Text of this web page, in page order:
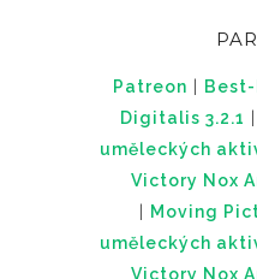
Patreon
Digitalis 3.2.1
uměleckých
Victory Nox
Moving
uměleckých
Victory Nox